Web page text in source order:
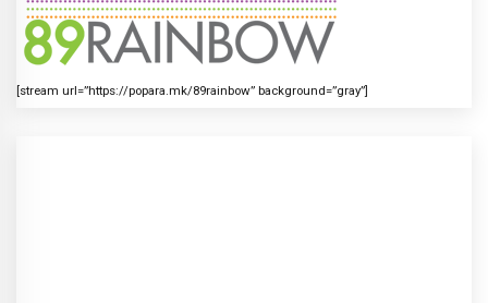
[stream url=”https://popara.mk/89rainbow” background=”gray”]